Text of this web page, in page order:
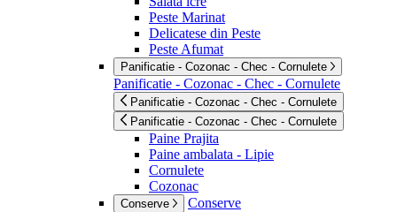
Peste Marinat
Delicatese din Peste
Peste Afumat
Panificatie - Cozonac - Chec - Cornulete
Panificatie - Cozonac - Chec - Cornulete
Panificatie - Cozonac - Chec - Cornulete
Panificatie - Cozonac - Chec - Cornulete
Paine Prajita
Paine ambalata - Lipie
Cornulete
Cozonac
Conserve Conserve